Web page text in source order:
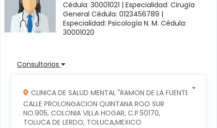
Cédula: 30001021 | Especialidad: Cirugía
General Cédula: 0123456789 |
Especialidad: Psicología N. M. Cédula:
30001020
Consultorios
CLINICA DE SALUD MENTAL "RAMON DE LA FUENTE"
CALLE PROLONGACION QUINTANA ROO SUR
NO.905, COLONIA VILLA HOGAR, C.P.50170,
TOLUCA DE LERDO, TOLUCA,MEXICO